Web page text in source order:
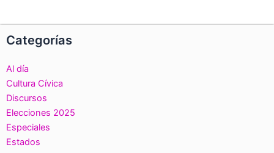
Categorías
Al día
Cultura Cívica
Discursos
Elecciones 2025
Especiales
Estados